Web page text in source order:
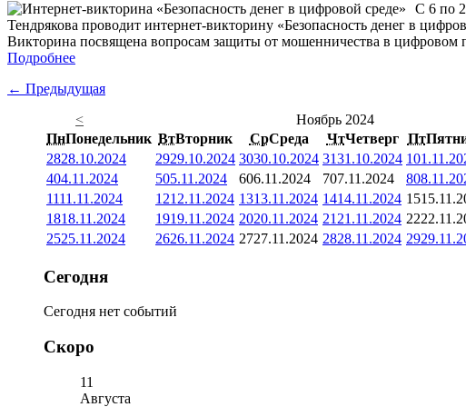
С 6 по
Тендрякова проводит интернет-викторину «Безопасность денег в
Викторина посвящена вопросам защиты от мошенничества в цифровом
Подробнее
← Предыдущая
<
Ноябрь 2024
ПнПонедельник ВтВторник СрСреда ЧтЧетверг Пт
2828.10.2024 2929.10.2024 3030.10.2024 3131.10.2024 1
404.11.2024 505.11.2024 606.11.2024 707.11.2024 8
1111.11.2024 1212.11.2024 1313.11.2024 1414.11.2024 15
1818.11.2024 1919.11.2024 2020.11.2024 21 21.11.2024 22
2525.11.2024 2626.11.2024 2727.11.2024 2828.11.2024 29
Сегодня
Сегодня нет событий
Скоро
11
Августа